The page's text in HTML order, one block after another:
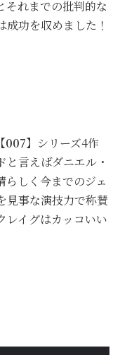
それまでの批判的な
功を収めました！
【007】 シリーズ4作
言えばダニエル・
らしく今までのジェ
見事な演技力で称賛
レイグはカッコいい